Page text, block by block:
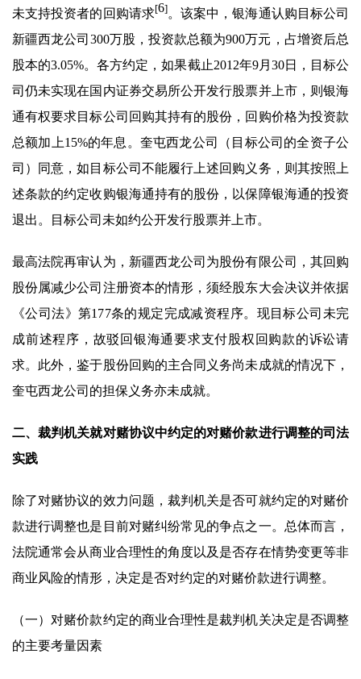
未支持投资者的回购请求[6]。该案中，银海通认购目标公司
新疆西龙公司300万股，投资款总额为900万元，占增资后总
股本的3.05%。各方约定，如果截止2012年9月30日，目标公
司仍未实现在国内证券交易所公开发行股票并上市，则银海
通有权要求目标公司回购其持有的股份，回购价格为投资款
总额加上15%的年息。奎屯西龙公司（目标公司的全资子公
司）同意，如目标公司不能履行上述回购义务，则其按照上
述条款的约定收购银海通持有的股份，以保障银海通的投资
退出。目标公司未如约公开发行股票并上市。
最高法院再审认为，新疆西龙公司为股份有限公司，其回购
股份属减少公司注册资本的情形，须经股东大会决议并依据
《公司法》第177条的规定完成减资程序。现目标公司未完
成前述程序，故驳回银海通要求支付股权回购款的诉讼请
求。此外，鉴于股份回购的主合同义务尚未成就的情况下，
奎屯西龙公司的担保义务亦未成就。
二、裁判机关就对赌协议中约定的对赌价款进行调整的司法
实践
除了对赌协议的效力问题，裁判机关是否可就约定的对赌价
款进行调整也是目前对赌纠纷常见的争点之一。总体而言，
法院通常会从商业合理性的角度以及是否存在情势变更等非
商业风险的情形，决定是否对约定的对赌价款进行调整。
（一）对赌价款约定的商业合理性是裁判机关决定是否调整
的主要考量因素